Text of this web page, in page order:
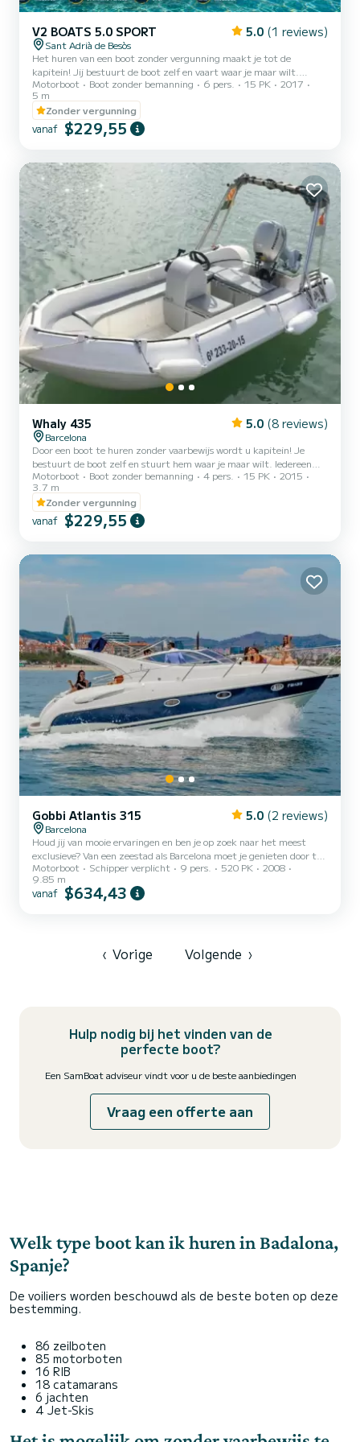
V2 BOATS 5.0 SPORT 5.0 (1 reviews)
Sant Adrià de Besòs
Het huren van een boot zonder vergunning maakt je tot de
kapitein! Jij bestuurt de boot zelf en vaart waar je maar wilt.
Iedereen kan het besturen, je vrienden, je familie, je partner... We
kunnen allemaal kapiteins zijn! Elke zomer zien we op tv
advertenties van mensen die hun droomvakantie op een boot
doorbrengen en genieten van een echte zomer. Nu is dit al een
realiteit! Vaar met je vrienden over de golven van de zee en mis de
Motorboot Boot zonder bemanning 6 pers. 15 PK
2017
5 m
Zonder vergunning
vanaf $229,55
Whaly 435 5.0 (8 reviews)
Barcelona
Door een boot te huren zonder vaarbewijs wordt u kapitein! Je
bestuurt de boot zelf en stuurt hem waar je maar wilt. Iedereen
kan ermee rijden: je vrienden, je familie, je partner... We kunnen
allemaal kapitein zijn! Elke zomer zien we advertenties op televisie
van mensen die hun droombootvakantie ondernemen en genieten
van een authentieke zomer. Dit is nu werkelijkheid! Vaar met je
vrienden door de zee en mis de kans niet om foto's te maken om
Motorboot Boot zonder bemanning 4 pers. 15 PK
2015
3.7 m
Zonder vergunning
vanaf $229,55
Gobbi Atlantis 315 5.0 (2 reviews)
Barcelona
Houd jij van mooie ervaringen en ben je op zoek naar het meest
exclusieve? Van een zeestad als Barcelona moet je genieten door te
zeilen en niet met een simpele boot, maar met onze meest
exclusieve boot van allemaal. Huur nu ons luxe jacht Gobbi Atlantis
en geniet van een premium service bij het verkennen van de
Motorboot Schipper verplicht 9 pers. 520 PK
2008
9.85 m
vanaf $634,43
‹ Vorige Volgende ›
Hulp nodig bij het vinden van de
perfecte boot?
Een SamBoat adviseur vindt voor u de beste aanbiedingen
Vraag een offerte aan
Welk type boot kan ik huren in Badalona,
Spanje?
De voiliers worden beschouwd als de beste boten op deze
bestemming.
86 zeilboten
85 motorboten
16 RIB
18 catamarans
6 jachten
4 Jet-Skis